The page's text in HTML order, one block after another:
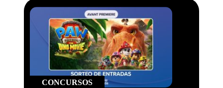
CONCURSOS